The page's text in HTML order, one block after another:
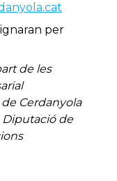
per
de les
Cerdanyola
Diputació de